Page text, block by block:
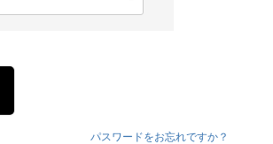
パスワードをお忘れですか？